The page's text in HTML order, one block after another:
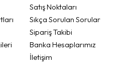
Satış Noktaları
Sıkça Sorulan Sorular
Sipariş Takibi
Banka Hesaplarımız
İletişim